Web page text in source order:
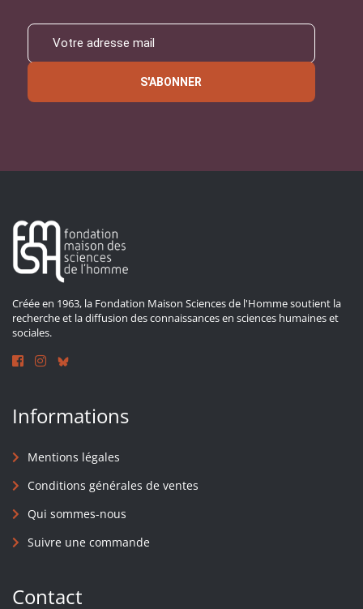
S'ABONNER
Créée en 1963, la Fondation Maison Sciences de l'Homme soutient la
recherche et la diffusion des connaissances en sciences humaines et
sociales.
Informations
Mentions légales
Conditions générales de ventes
Qui sommes-nous
Suivre une commande
Contact